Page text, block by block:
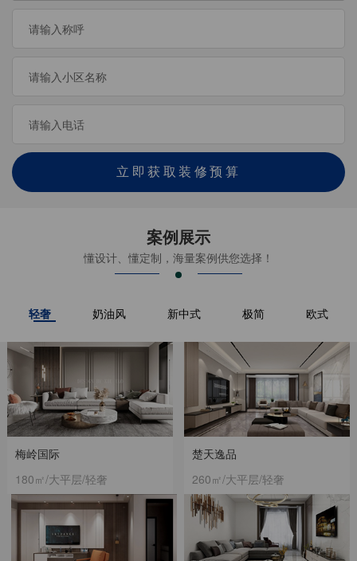
立即获取装修预算
案例展示
懂设计、懂定制，海量案例供您选择！
轻奢 奶油风 新中式 极简 欧式
梅岭国际
180㎡/大平层/轻奢
楚天逸品
260㎡/大平层/轻奢